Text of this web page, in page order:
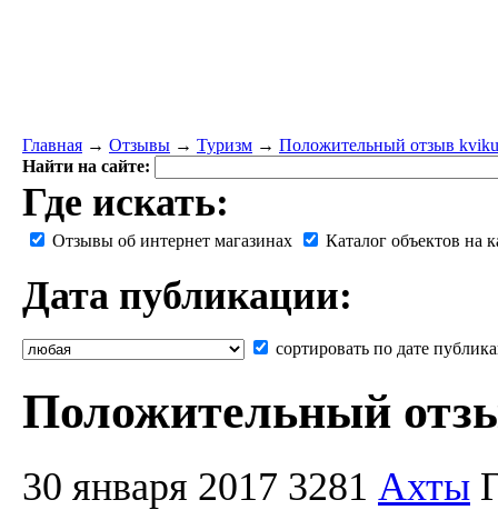
Главная → Отзывы → Туризм → Положительный отзыв
Найти на сайте:
Где искать:
Отзывы об интернет магазинах Каталог объектов на
Дата публикации:
сортировать по дате
Положительный
30 января 2017 3281 Ахты